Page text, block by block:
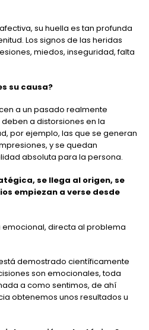
su huella es tan profunda
Los signos de las heridas
miedos, inseguridad, falta
su causa?
a un pasado realmente
a distorsiones en la
por ejemplo, las que se generan
y se quedan
absoluta para la persona.
se llega al origen, se
empiezan a verse desde
directa al problema
demostrado científicamente
son emocionales, toda
a como sentimos, de ahí
obtenemos unos resultados u